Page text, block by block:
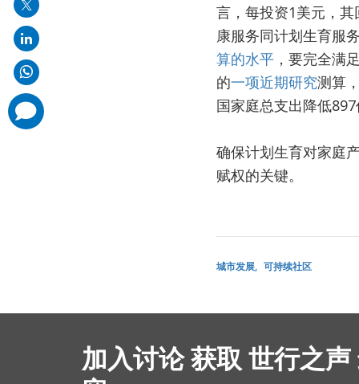
言，每投资1美元，
康服务同计划生育服
算的水平，要完全满
的一项近期研究测算
国家庭总支出降低
确保计划生育对家庭
赋权的关键。
城市发展 可持续社区
加入讨论 获取 世行之声
comments
added